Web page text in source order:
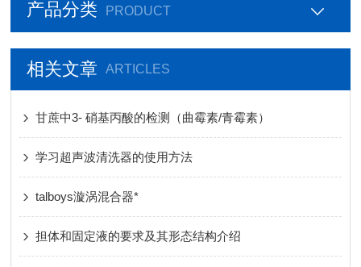
产品分类 PRODUCT
相关文章 ARTICLES
甘蔗中3- 硝基丙酸的检测（曲霉素/青霉素）
学习超声波清洗器的使用方法
talboys漩涡混合器*
担体和固定液的要求及其形态结构介绍